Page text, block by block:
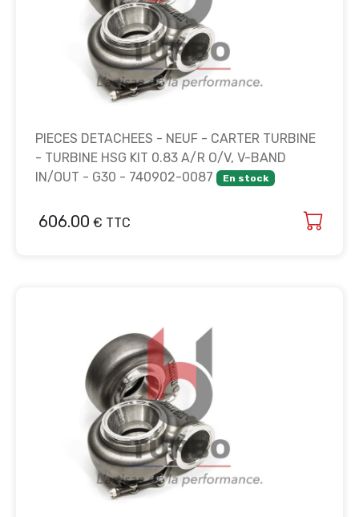
PIECES DETACHEES - NEUF - CARTER TURBINE
- TURBINE HSG KIT 0.83 A/R O/V, V-BAND
IN/OUT - G30 - 740902-0087
En stock
606.00 € TTC